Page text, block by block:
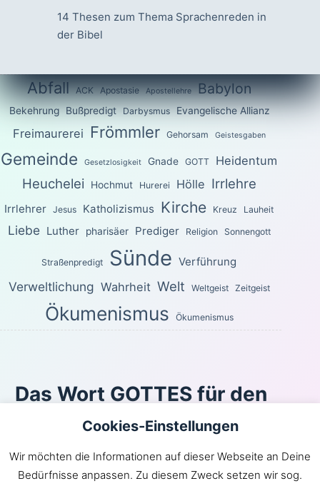
14 Thesen zum Thema Sprachenreden in
der Bibel
Abfall ACK Apostasie Apostellehre Babylon
Bekehrung Bußpredigt Darbysmus Evangelische Allianz
Freimaurerei Frömmler Gehorsam Geistesgaben
Gemeinde Gesetzlosigkeit Gnade GOTT Heidentum
Heuchelei Hochmut Hurerei Hölle Irrlehre
Irrlehrer Jesus Katholizismus Kirche Kreuz Lauheit
Liebe Luther pharisäer Prediger Religion Sonnengott
Straßenpredigt Sünde Verführung
Verweltlichung Wahrheit Welt Weltgeist Zeitgeist
Ökumenismus Ökumenismus
Das Wort GOTTES für den
heutigen Tag
Sondern wie der, welcher euch berufen hat, heilig ist,
seid auch ihr im ganzen Wandel heilig! Denn es steht
Cookies-Einstellungen
Wir möchten die Informationen auf dieser Webseite an Deine
Bedürfnisse anpassen. Zu diesem Zweck setzen wir sog.